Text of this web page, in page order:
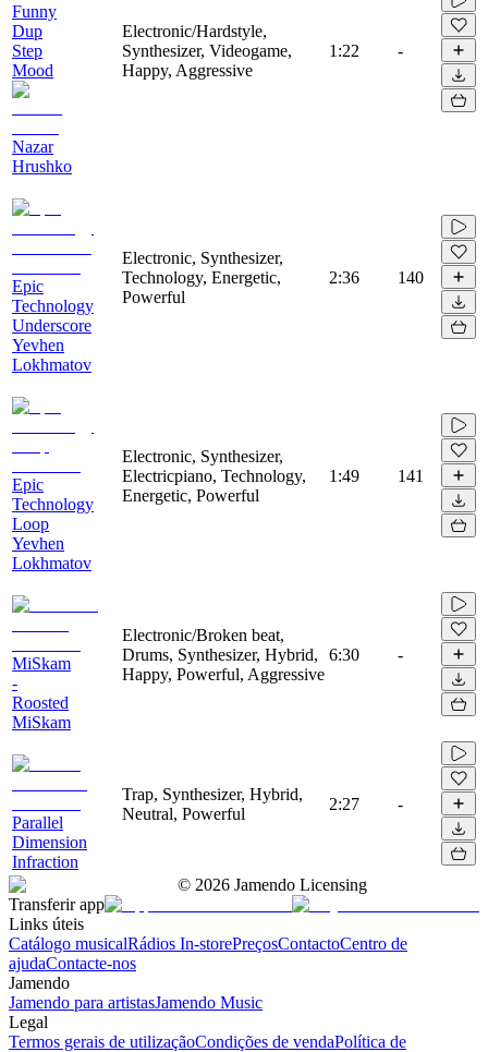
Funny
Dup
Step
Mood
Nazar
Hrushko
Electronic/Hardstyle,
Synthesizer, Videogame,
Happy, Aggressive
1:22 -
Epic
Technology
Underscore
Yevhen
Lokhmatov
Electronic, Synthesizer,
Technology, Energetic,
Powerful
2:36 140
Epic
Technology
Loop
Yevhen
Lokhmatov
Electronic, Synthesizer,
Electricpiano, Technology,
Energetic, Powerful
1:49 141
MiSkam
-
Roosted
MiSkam
Electronic/Broken beat,
Drums, Synthesizer, Hybrid,
Happy, Powerful, Aggressive
6:30 -
Parallel
Dimension
Infraction
Trap, Synthesizer, Hybrid,
Neutral, Powerful
2:27 -
© 2026 Jamendo Licensing
Transferir app
Links úteis
Catálogo musicalRádios In-storePreçosContactoCentro de
ajudaContacte-nos
Jamendo
Jamendo para artistasJamendo Music
Legal
Termos gerais de utilizaçãoCondições de vendaPolítica de